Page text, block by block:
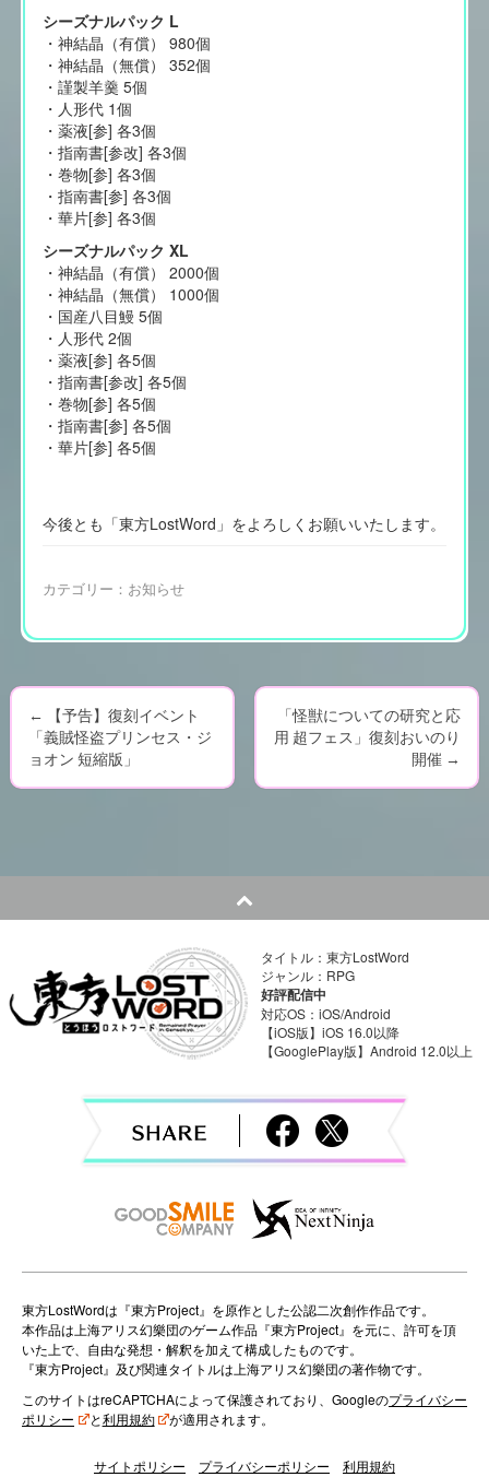
シーズナルパック L
・神結晶（有償） 980個
・神結晶（無償） 352個
・謹製羊羹 5個
・人形代 1個
・薬液[参] 各3個
・指南書[参改] 各3個
・巻物[参] 各3個
・指南書[参] 各3個
・華片[参] 各3個
シーズナルパック XL
・神結晶（有償） 2000個
・神結晶（無償） 1000個
・国産八目鰻 5個
・人形代 2個
・薬液[参] 各5個
・指南書[参改] 各5個
・巻物[参] 各5個
・指南書[参] 各5個
・華片[参] 各5個
今後とも「東方LostWord」をよろしくお願いいたします。
カテゴリー： お知らせ
P
o
t
n
v
o
n
←
【予告】復刻イベント
「義賊怪盗プリンセス・ジ
ョオン 短縮版」
「怪獣についての研究と応
用 超フェス」復刻おいのり
開催 →
タイトル：東方LostWord
ジャンル：RPG
好評配信中
対応OS：iOS/Android
【iOS版】iOS 16.0以降
【GooglePlay版】Android 12.0以上
東方LostWordは『東方Project』を原作とした公認二次創作作品です。
本作品は上海アリス幻樂団のゲーム作品『東方Project』を元に、許可を頂
いた上で、自由な発想・解釈を加えて構成したものです。
『東方Project』及び関連タイトルは上海アリス幻樂団の著作物です。
このサイトはreCAPTCHAによって保護されており、Googleのプライバシー
ポリシー
と利用規約 が適用されます。
サイトポリシー プライバシーポリシー 利用規約